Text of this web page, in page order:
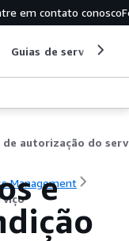
em contato conosco
Guias de serviço
de autorização do
Management
e